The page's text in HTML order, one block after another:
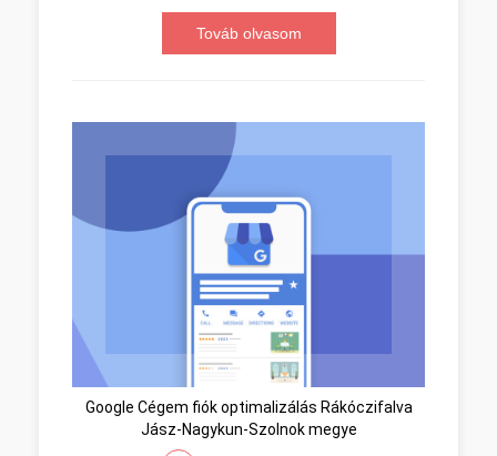
Továb olvasom
Google Cégem fiók optimalizálás Rákóczifalva
Jász-Nagykun-Szolnok megye